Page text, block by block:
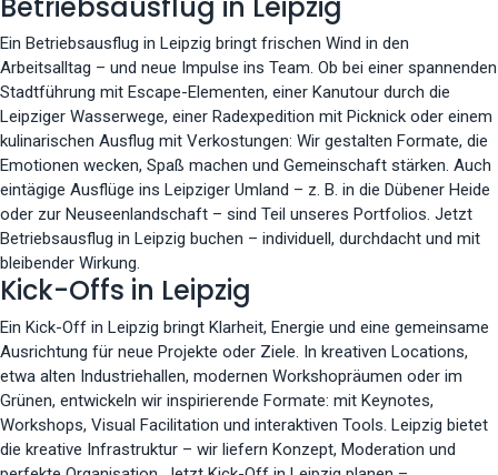
Ein Betriebsausflug in Leipzig bringt frischen Wind in den
Arbeitsalltag – und neue Impulse ins Team. Ob bei einer spannenden
Stadtführung mit Escape-Elementen, einer Kanutour durch die
Leipziger Wasserwege, einer Radexpedition mit Picknick oder einem
kulinarischen Ausflug mit Verkostungen: Wir gestalten Formate, die
Emotionen wecken, Spaß machen und Gemeinschaft stärken. Auch
eintägige Ausflüge ins Leipziger Umland – z. B. in die Dübener Heide
oder zur Neuseenlandschaft – sind Teil unseres Portfolios. Jetzt
Betriebsausflug in Leipzig buchen – individuell, durchdacht und mit
bleibender Wirkung.
Kick-Offs in Leipzig
Ein Kick-Off in Leipzig bringt Klarheit, Energie und eine gemeinsame
Ausrichtung für neue Projekte oder Ziele. In kreativen Locations,
etwa alten Industriehallen, modernen Workshopräumen oder im
Grünen, entwickeln wir inspirierende Formate: mit Keynotes,
Workshops, Visual Facilitation und interaktiven Tools. Leipzig bietet
die kreative Infrastruktur – wir liefern Konzept, Moderation und